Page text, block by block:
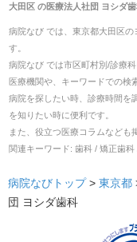
大田区の医療法人社団 ヨシダ
病院なび では、 東京都大田区の
す。
病院なび では市区町村別/診療
医療機関や、キーワードでの検
病院を探したい時、診療時間を
を知りたい時に便利です。
また、役立つ医療コラムなども
関連キーワード: 歯科 / 矯正歯科
病院なびトップ > 東京都
団 ヨシダ歯科